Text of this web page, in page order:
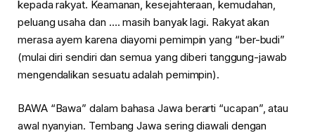
kepada rakyat. Keamanan, kesejahteraan, kemudahan,
peluang usaha dan …. masih banyak lagi. Rakyat akan
merasa ayem karena diayomi pemimpin yang “ber-budi”
(mulai diri sendiri dan semua yang diberi tanggung-jawab
mengendalikan sesuatu adalah pemimpin).
BAWA “Bawa” dalam bahasa Jawa berarti “ucapan”, atau
awal nyanyian. Tembang Jawa sering diawali dengan